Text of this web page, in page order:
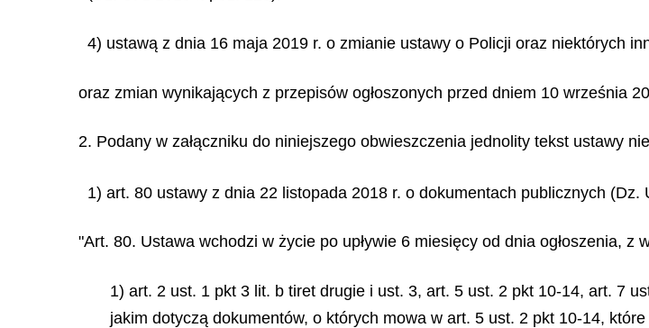
4) ustawą z dnia 16 maja 2019 r. o zmianie ustawy o Policji oraz niektórych
oraz zmian wynikających z przepisów ogłoszonych przed dniem 10 września
2. Podany w załączniku do niniejszego obwieszczenia jednolity tekst ustawy
1) art. 80 ustawy z dnia 22 listopada 2018 r. o dokumentach publicznych (Dz.
"Art. 80. Ustawa wchodzi w życie po upływie 6 miesięcy od dnia ogłoszenia, z
1) art. 2 ust. 1 pkt 3 lit. b tiret drugie i ust. 3, art. 5 ust. 2 pkt 10-14, art. 7
jakim dotyczą dokumentów, o których mowa w art. 5 ust. 2 pkt 10-14,